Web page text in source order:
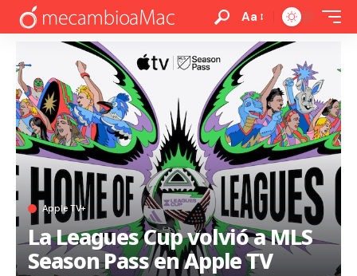
Aa
Apple TV+
La Leagues Cup volvió a MLS
Season Pass en Apple TV